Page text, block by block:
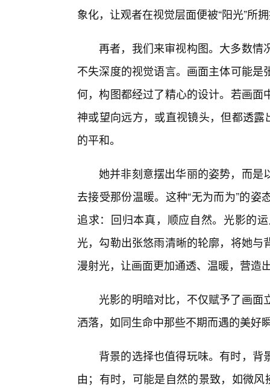
象化，让观者在视觉层面便被“阳光”所
再者，我们来审视构图。大多数情
不失深度的视觉语言。画面主体可能
何，构图都经过了精心的设计。若画
神或望向远方，或直视镜头，但都透
的平和。
她并非刻意摆出华丽的姿势，而是
去接受那份温暖。这种“无为而为”的
追求：回归本真，顺应自然。光影的
光，勾勒出张悠雨清晰的轮廓，将她
漫射光，让画面更加通透、温暖，营造
光影的明暗对比，不仅赋予了画
洒落，如同生命中那些不期而遇的美好
背景的选择也值得玩味。有时，
由；有时，可能是自然的景致，如微